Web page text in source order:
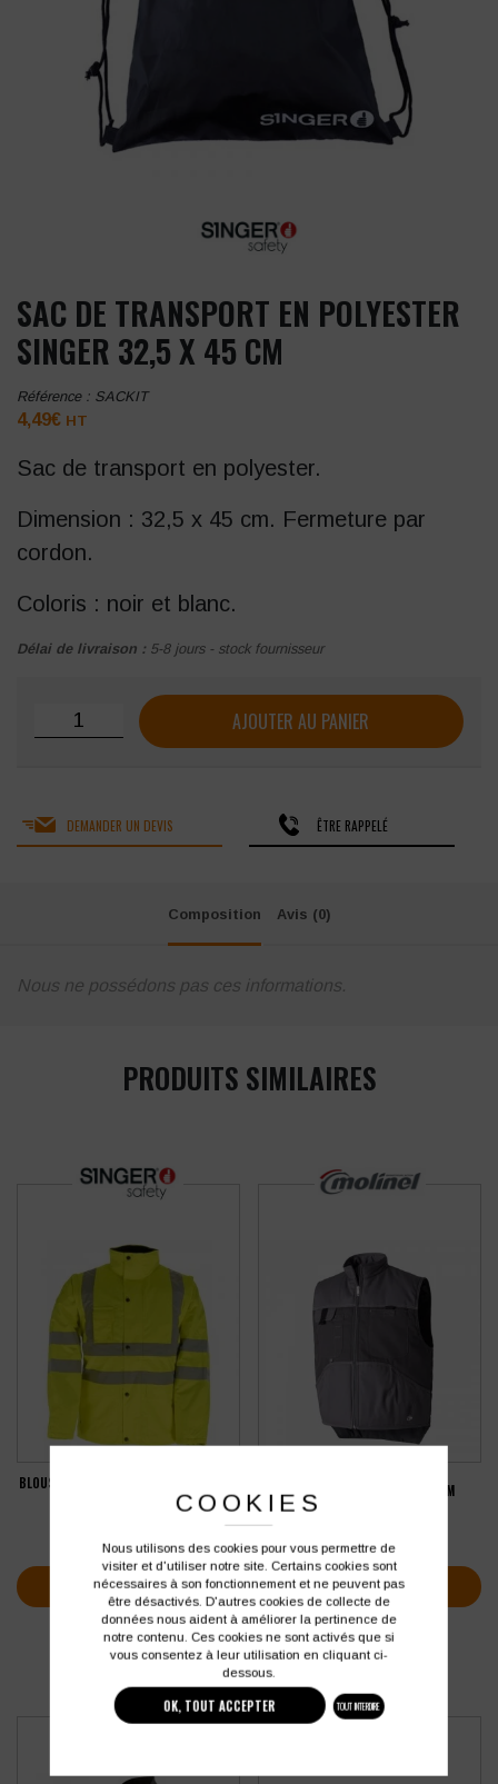
SAC DE TRANSPORT EN POLYESTER
SINGER 32,5 X 45 CM
Référence : SACKIT
4,49€ HT
Sac de transport en polyester.
Dimension : 32,5 x 45 cm. Fermeture par
cordon.
Coloris : noir et blanc.
Délai de livraison : 5-8 jours - stock fournisseur
quantité de Sac de transport en polyester SINGER 32,5 X
AJOUTER AU PANIER
DEMANDER UN DEVIS ÊTRE RAPPELÉ
Composition Avis (0)
Nous ne possédons pas ces informations.
PRODUITS SIMILAIRES
BLOUSON 2EN1 HAUTE VISIBILITÉ SINGER
soit72,70€ TTC
VOIR LA FICHE PRODUIT
BODYWARMER MOLINEL MILLIUM
soit66,20€
VOIR LA FICHE PRODUIT
COOKIES
Nous utilisons des cookies pour vous permettre de
visiter et d'utiliser notre site. Certains cookies sont
nécessaires à son fonctionnement et ne peuvent pas
être désactivés. D'autres cookies de collecte de
données nous aident à améliorer la pertinence de
notre contenu. Ces cookies ne sont activés que si
vous consentez à leur utilisation en cliquant ci-
dessous.
OK, TOUT ACCEPTER TOUT INTERDIRE